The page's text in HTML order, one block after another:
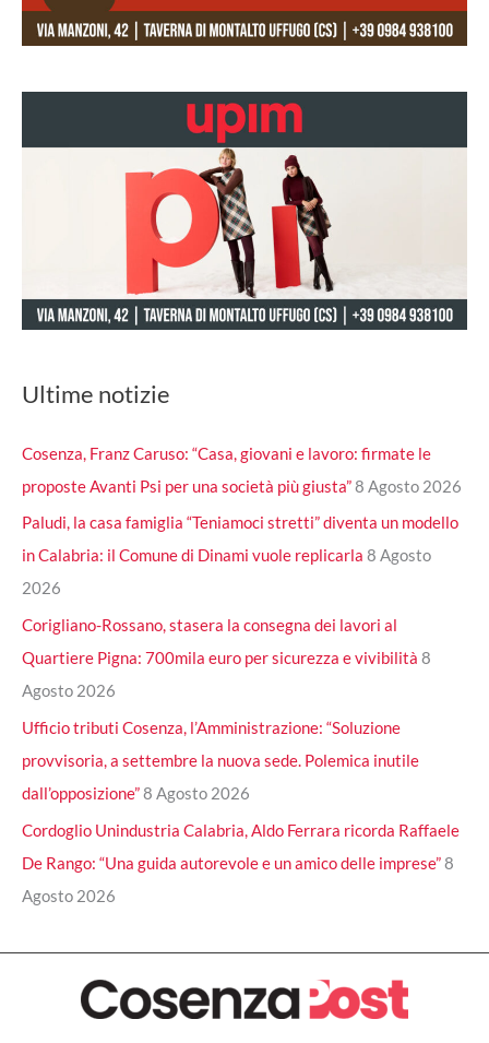
Ultime notizie
Cosenza, Franz Caruso: “Casa, giovani e lavoro: firmate le
proposte Avanti Psi per una società più giusta”8 Agosto 2026
Paludi, la casa famiglia “Teniamoci stretti” diventa un modello
in Calabria: il Comune di Dinami vuole replicarla 8 Agosto
2026
Corigliano-Rossano, stasera la consegna dei lavori al
Quartiere Pigna: 700mila euro per sicurezza e vivibilità 8
Agosto 2026
Ufficio tributi Cosenza, l’Amministrazione: “Soluzione
provvisoria, a settembre la nuova sede. Polemica inutile
dall’opposizione”8 Agosto 2026
Cordoglio Unindustria Calabria, Aldo Ferrara ricorda Raffaele
De Rango: “Una guida autorevole e un amico delle imprese”8
Agosto 2026